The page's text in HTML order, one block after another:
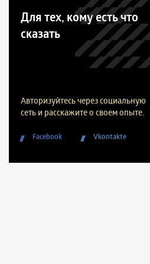
Для тех, кому есть что
сказать
Авторизуйтесь через социальную
сеть и расскажите о своем опыте.
Facebook Vkontakte